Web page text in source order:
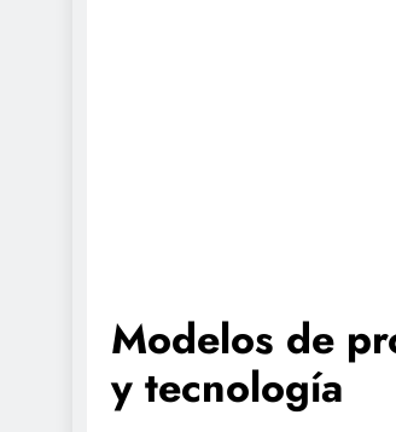
Modelos de
y tecnología